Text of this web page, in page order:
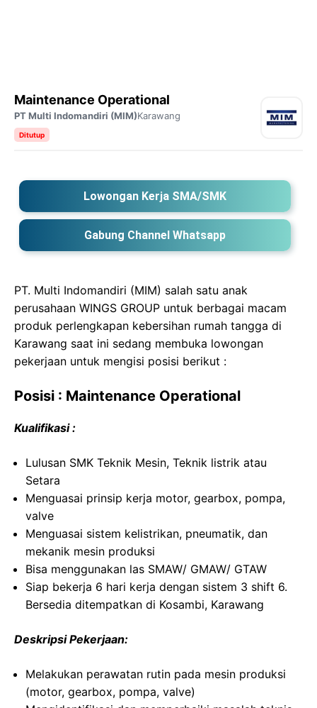
Maintenance Operational
PT Multi Indomandiri (MIM)Karawang
Ditutup
Lowongan Kerja SMA/SMK
Gabung Channel Whatsapp
PT. Multi Indomandiri (MIM) salah satu anak
perusahaan WINGS GROUP untuk berbagai macam
produk perlengkapan kebersihan rumah tangga di
Karawang saat ini sedang membuka lowongan
pekerjaan untuk mengisi posisi berikut :
Posisi : Maintenance Operational
Kualifikasi :
Lulusan SMK Teknik Mesin, Teknik listrik atau
Setara
Menguasai prinsip kerja motor, gearbox, pompa,
valve
Menguasai sistem kelistrikan, pneumatik, dan
mekanik mesin produksi
Bisa menggunakan las SMAW/ GMAW/ GTAW
Siap bekerja 6 hari kerja dengan sistem 3 shift 6.
Bersedia ditempatkan di Kosambi, Karawang
Deskripsi Pekerjaan:
Melakukan perawatan rutin pada mesin produksi
(motor, gearbox, pompa, valve)